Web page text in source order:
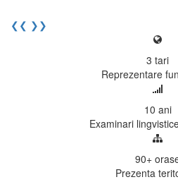
❮❮ ❯❯
3 tari
Reprezentare
10 ani
Examinari
90+
Prezenta